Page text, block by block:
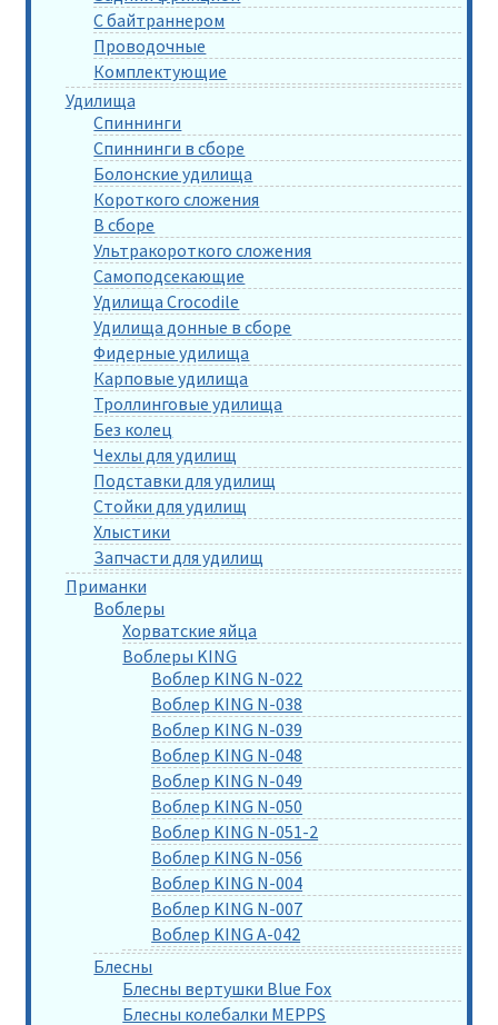
С байтраннером
Проводочные
Комплектующие
Удилища
Спиннинги
Спиннинги в сборе
Болонские удилища
Короткого сложения
В сборе
Ультракороткого сложения
Самоподсекающие
Удилища Crocodile
Удилища донные в сборе
Фидерные удилища
Карповые удилища
Троллинговые удилища
Без колец
Чехлы для удилищ
Подставки для удилищ
Стойки для удилищ
Хлыстики
Запчасти для удилищ
Приманки
Воблеры
Хорватские яйца
Воблеры KING
Воблер KING N-022
Воблер KING N-038
Воблер KING N-039
Воблер KING N-048
Воблер KING N-049
Воблер KING N-050
Воблер KING N-051-2
Воблер KING N-056
Воблер KING N-004
Воблер KING N-007
Воблер KING A-042
Блесны
Блесны вертушки Blue Fox
Блесны колебалки MEPPS